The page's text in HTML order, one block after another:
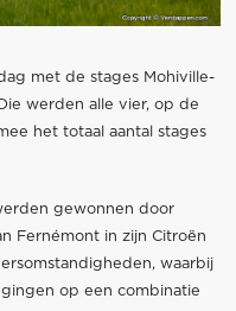
met de stages Mohiville-
werden alle vier, op de
het totaal aantal stages
gewonnen door
Fernémont in zijn Citroën
waarbij
op een combinatie